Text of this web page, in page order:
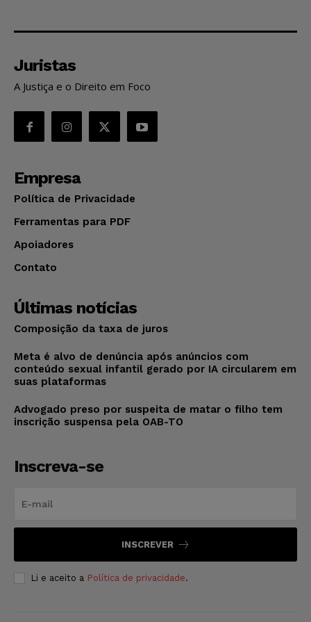
Juristas
A Justiça e o Direito em Foco
Empresa
Política de Privacidade
Ferramentas para PDF
Apoiadores
Contato
Últimas notícias
Composição da taxa de juros
Meta é alvo de denúncia após anúncios com
conteúdo sexual infantil gerado por IA circularem em
suas plataformas
Advogado preso por suspeita de matar o filho tem
inscrição suspensa pela OAB-TO
Inscreva-se
INSCREVER
Li e aceito a Política de privacidade.